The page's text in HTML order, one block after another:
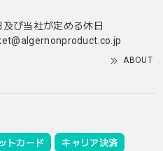
び当社が定める休日
ABOUT
トカード キャリア決済